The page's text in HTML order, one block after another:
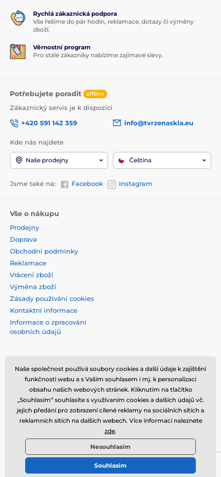
Rychlá zákaznická podpora
Vše řešíme do pár hodin, reklamace, dotazy či výměny
zboží.
Věrnostní program
Pro stálé zákazníky nabízíme zajímavé slevy.
Potřebujete poradit offline
Zákaznický servis je k dispozici
+420 591 142 359
info@tvrzenaskla.eu
Kde nás najdete
Naše prodejny Čeština
Jsme také na: Facebook Instagram
Vše o nákupu
Prodejny
Doprava
Obchodní podmínky
Reklamace
Vrácení zboží
Výměna zboží
Zásady používání cookies
Kontaktní informace
Informace o zpracování
osobních údajů
© 2026 tvrzenaskla.eu ⦁ E-shop vytvořila
Naše společnost používá soubory cookies a další údaje k zajištění
funkčnosti webu a s Vaším souhlasem i mj. k personalizaci
obsahu našich webových stránek. Kliknutím na tlačítko
„Souhlasím“ souhlasíte s využívaním cookies a dalších údajů vč.
jejich předání pro zobrazení cílené reklamy na sociálních sítích a
reklamních sítích na dalších webech. Více informací naleznete
zde.
Nesouhlasím
Souhlasím